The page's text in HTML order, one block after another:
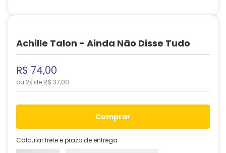
Achille Talon - Ainda Não Disse Tudo
R$ 74,00
ou 2x de R$ 37,00
comprar
Calcular frete e prazo de entrega